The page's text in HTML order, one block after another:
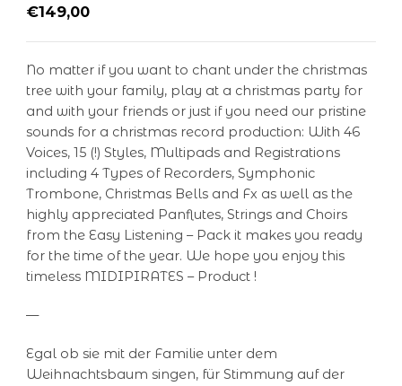
€149,00
No matter if you want to chant under the christmas
tree with your family, play at a christmas party for
and with your friends or just if you need our pristine
sounds for a christmas record production: With 46
Voices, 15 (!) Styles, Multipads and Registrations
including 4 Types of Recorders, Symphonic
Trombone, Christmas Bells and Fx as well as the
highly appreciated Panflutes, Strings and Choirs
from the Easy Listening – Pack it makes you ready
for the time of the year. We hope you enjoy this
timeless MIDIPIRATES – Product !
—
Egal ob sie mit der Familie unter dem
Weihnachtsbaum singen, für Stimmung auf der